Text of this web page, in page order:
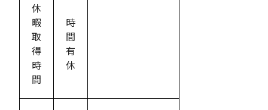
休
暇
取
得
時
間
時
間
有
休